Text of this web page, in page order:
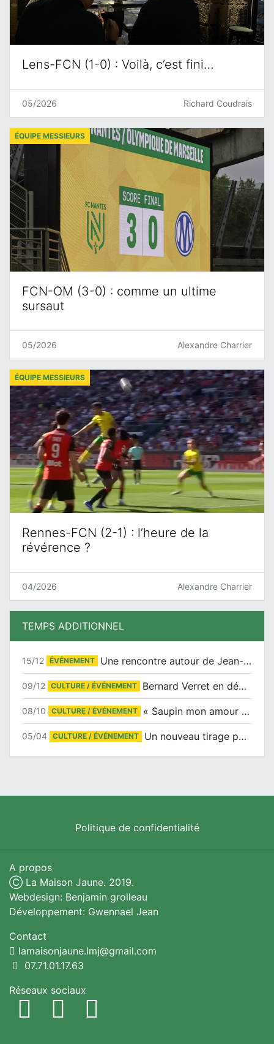
Lens-FCN (1-0) : Voilà, c’est fini…
05/2026 Richard Coudrais
FCN-OM (3-0) : comme un ultime
sursaut
ÉQUIPE MESSIEURS
05/2026 Alexandre Charrier
Rennes-FCN (2-1) : l’heure de la
révérence ?
ÉQUIPE MESSIEURS
04/2026 Alexandre Charrier
TEMPS ADDITIONNEL
15/12 ÉVÉNEMENT Une rencontre autour de Jean-Claude Suaudeau
09/12 CULTURE / ÉVÉNEMENT Bernard Verret en dédicaces le samedi 13 décembre à l’Espace Culturel Atlantis
08/10 CULTURE / ÉVÉNEMENT « Saupin mon amour » au salon du livre de Trentemoult
05/04 CULTURE / ÉVÉNEMENT Un nouveau tirage pour le Docu-BD
Politique de confidentialité
A propos
Ⓒ La Maison Jaune. 2019.
Webdesign: Benjamin grolleau
Développement: Gwennael Jean
Contact
lamaisonjaune.lmj@gmail.com
07.71.01.17.63
Réseaux sociaux